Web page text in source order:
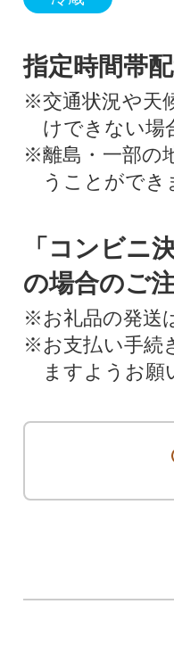
指定時間帯
※交通状況や天
けできない場
※離島・一部の
うことができ
「コンビニ
の場合のご
※お礼品の発送
※お支払い手続
ますようお願